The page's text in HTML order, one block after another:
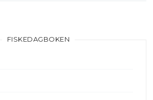
FISKEDAGBOKEN